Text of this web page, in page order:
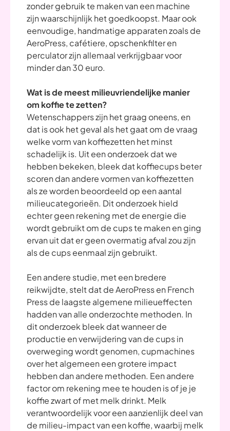
zonder gebruik te maken van een machine
zijn waarschijnlijk het goedkoopst. Maar ook
eenvoudige, handmatige apparaten zoals de
AeroPress, cafétiere, opschenkfilter en
perculator zijn allemaal verkrijgbaar voor
minder dan 30 euro.
Wat is de meest milieuvriendelijke manier
om koffie te zetten?
Wetenschappers zijn het graag oneens, en
dat is ook het geval als het gaat om de vraag
welke vorm van koffiezetten het minst
schadelijk is. Uit een onderzoek dat we
hebben bekeken, bleek dat koffiecups beter
scoren dan andere vormen van koffiezetten
als ze worden beoordeeld op een aantal
milieucategorieën. Dit onderzoek hield
echter geen rekening met de energie die
wordt gebruikt om de cups te maken en ging
ervan uit dat er geen overmatig afval zou zijn
als de cups eenmaal zijn gebruikt.
Een andere studie, met een bredere
reikwijdte, stelt dat de AeroPress en French
Press de laagste algemene milieueffecten
hadden van alle onderzochte methoden. In
dit onderzoek bleek dat wanneer de
productie en verwijdering van de cups in
overweging wordt genomen, cupmachines
over het algemeen een grotere impact
hebben dan andere methoden. Een andere
factor om rekening mee te houden is of je je
koffie zwart of met melk drinkt. Melk
verantwoordelijk voor een aanzienlijk deel van
de milieu-impact van een koffie, waarbij melk